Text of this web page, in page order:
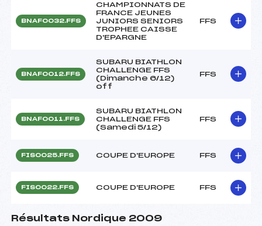
BNAF0032.FFS
CHAMPIONNATS DE
FRANCE JEUNES
JUNIORS SENIORS
TROPHEE CAISSE
D'EPARGNE
FFS
BNAF0012.FFS
SUBARU BIATHLON
CHALLENGE FFS
(Dimanche 6/12)
off
FFS
BNAF0011.FFS
SUBARU BIATHLON
CHALLENGE FFS
(Samedi 5/12)
FFS
FIS0025.FFS COUPE D'EUROPE FFS
FIS0022.FFS COUPE D'EUROPE FFS
Résultats Nordique 2009